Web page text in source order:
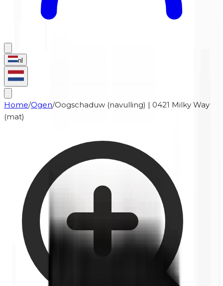
nl
Home/Ogen/Oogschaduw (navulling) | 0421 Milky Way
(mat)